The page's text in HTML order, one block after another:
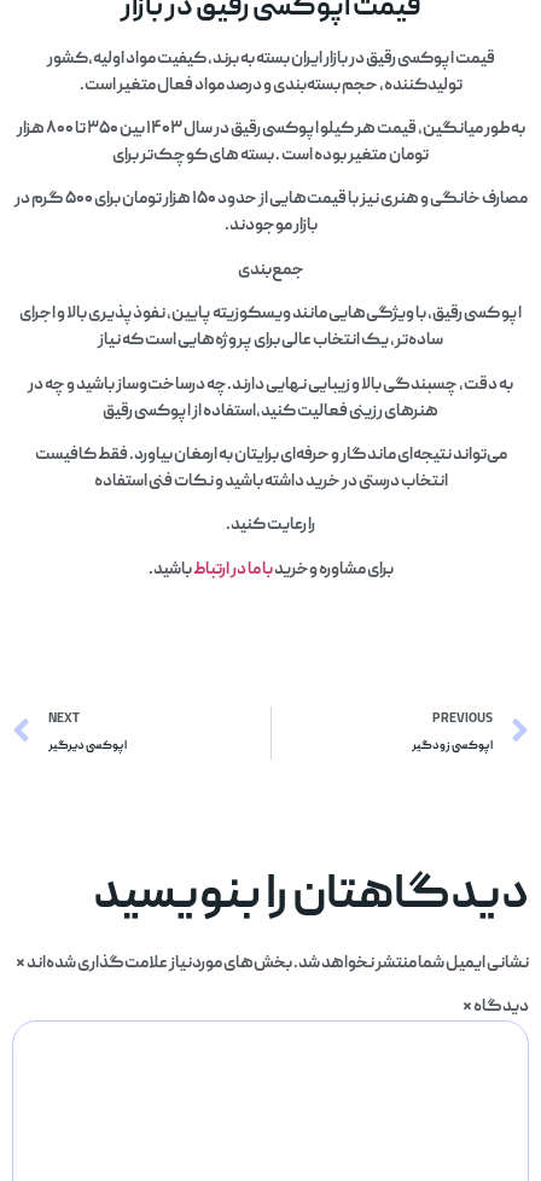
قیمت اپوکسی رقیق در بازار ایران بسته به برند، کیفیت مواد اولیه،کشور
تولیدکننده، حجم بسته‌بندی و درصد مواد فعال متغیر است.
به‌طور میانگین، قیمت هر کیلو اپوکسی رقیق در سال ۱۴۰۳ بین ۳۵۰ تا ۸۰۰ هزار
تومان متغیر بوده است . بسته‌ های کوچک‌تر برای
مصارف خانگی و هنری نیز با قیمت‌هایی از حدود ۱۵۰ هزار تومان برای ۵۰۰ گرم در
بازار موجودند.
جمع‌بندی
اپو کسی رقیق، با ویژگی‌هایی مانند ویسکوزیته پایین، نفوذپذیری بالا و اجرای
ساده‌تر، یک انتخاب عالی برای پروژه‌هایی است که نیاز
به دقت، چسبندگی بالا و زیبایی نهایی دارند.چه درساخت‌وساز باشید و چه در
هنرهای رزینی فعالیت کنید،استفاده از اپوکسی رقیق
می‌تواند نتیجه‌ای ماندگار و حرفه‌ای برایتان به ارمغان بیاورد. فقط کافیست
انتخاب درستی در خرید داشته باشید و نکات فنی استفاده
را رعایت کنید.
برای مشاوره وخریدبا ما در ارتباطباشید.
PREVIOUS
اپوکسی زودگیر
NEXT
اپوکسی دیرگیر
دیدگاهتان را بنویسید
نشانی ایمیل شما منتشر نخواهد شد.بخش‌های موردنیاز علامت‌گذاری شده‌اند*
دیدگاه*